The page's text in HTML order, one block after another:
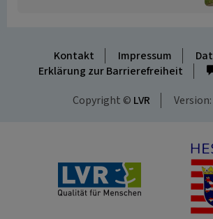
Kontakt Impressum
Erklärung zur Barrierefreiheit
Copyright © LVR Version: